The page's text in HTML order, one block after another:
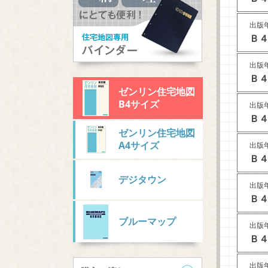
ゼンリン住宅地図
B4サイズ
ゼンリン住宅地図
A4サイズ
デジタウン
ブルーマップ
出版
Ｂ
出版
Ｂ
出版
Ｂ
出版
Ｂ
出版
Ｂ
出版
Ｂ
出版